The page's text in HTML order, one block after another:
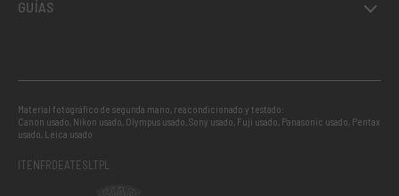
GUÍAS
Material fotográfico de segunda mano, reacondicionado y testado:
Canon usado, Nikon usado, Olympus usado,Sony usado, Fuji usado, Panasonic usado, Pentax
usado, Leica usado
ITENFRDEATESLTPL